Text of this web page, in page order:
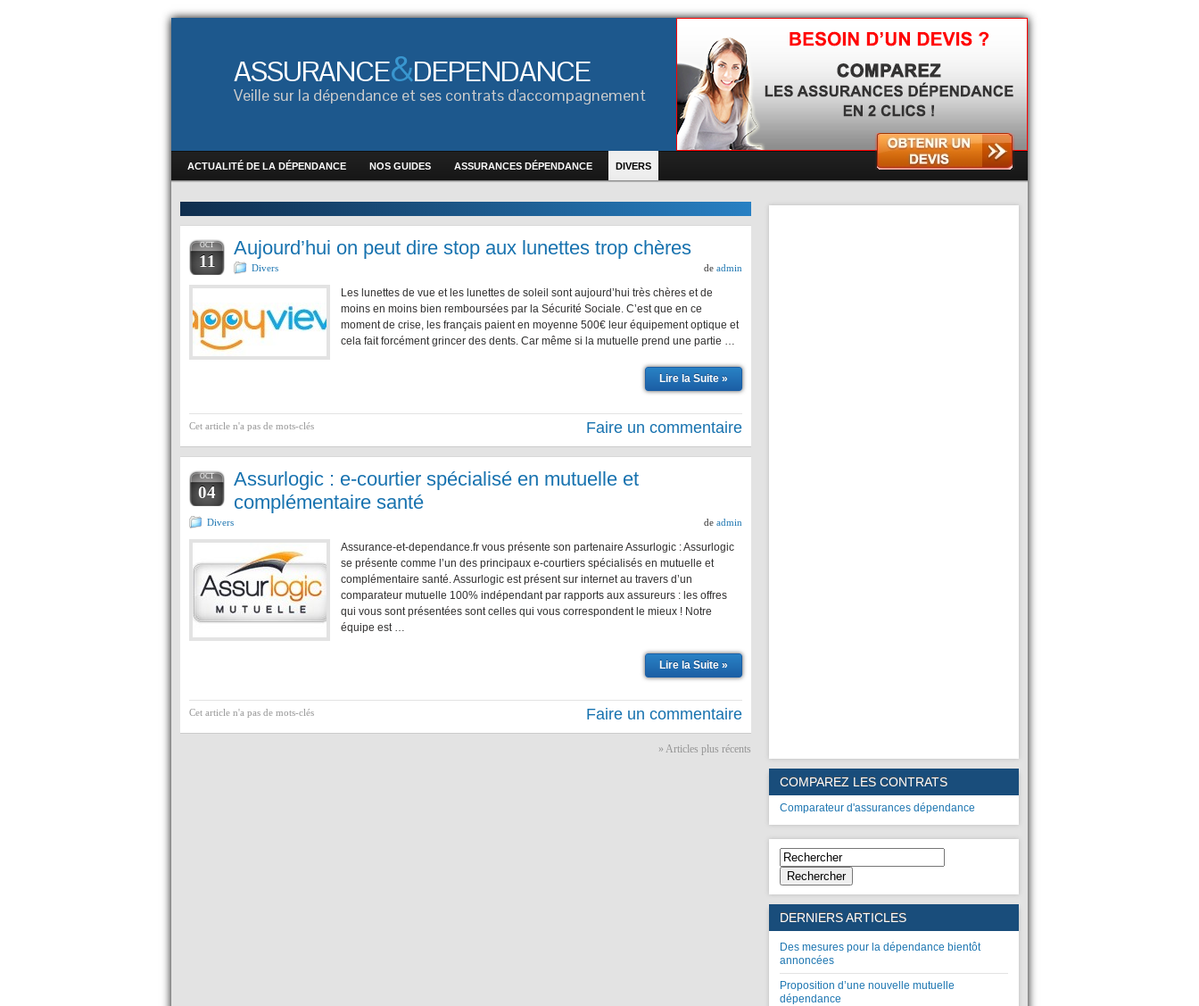
ASSURANCE&DEPENDANCE
Veille sur la dépendance et ses contrats d'accompagnement
ACTUALITÉ DE LA DÉPENDANCE NOS GUIDES ASSURANCES DÉPENDANCE DIVERS
OCT
11
Aujourd’hui on peut dire stop aux lunettes trop chères
Divers de admin
Les lunettes de vue et les lunettes de soleil sont aujourd’hui très chères et de
moins en moins bien remboursées par la Sécurité Sociale. C’est que en ce
moment de crise, les français paient en moyenne 500€ leur équipement optique et
cela fait forcément grincer des dents. Car même si la mutuelle prend une partie …
Lire la Suite »
Cet article n'a pas de mots-clés Faire un commentaire
OCT
04
Assurlogic : e-courtier spécialisé en mutuelle et
complémentaire santé
Divers de admin
Assurance-et-dependance.fr vous présente son partenaire Assurlogic : Assurlogic
se présente comme l’un des principaux e-courtiers spécialisés en mutuelle et
complémentaire santé. Assurlogic est présent sur internet au travers d’un
comparateur mutuelle 100% indépendant par rapports aux assureurs : les offres
qui vous sont présentées sont celles qui vous correspondent le mieux ! Notre
équipe est …
Lire la Suite »
Cet article n'a pas de mots-clés Faire un commentaire
» Articles plus récents
COMPAREZ LES CONTRATS
Comparateur d'assurances dépendance
Rechercher
DERNIERS ARTICLES
Des mesures pour la dépendance bientôt
annoncées
Proposition d’une nouvelle mutuelle
dépendance